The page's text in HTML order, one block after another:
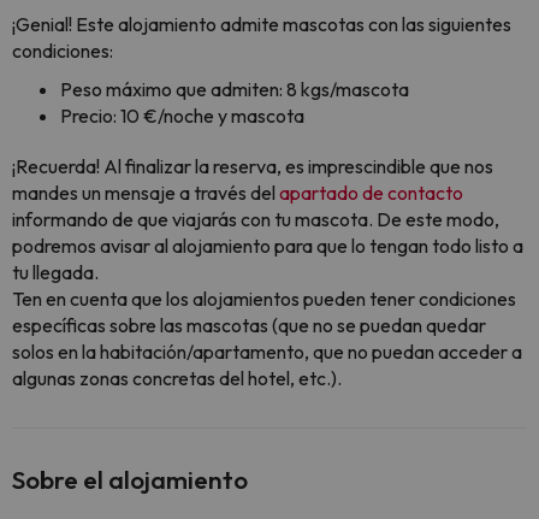
¡Genial! Este alojamiento admite mascotas con las siguientes
condiciones:
Peso máximo que admiten: 8 kgs/mascota
Precio: 10 €/noche y mascota
¡Recuerda! Al finalizar la reserva, es imprescindible que nos
mandes un mensaje a través del apartado de contacto
informando de que viajarás con tu mascota. De este modo,
podremos avisar al alojamiento para que lo tengan todo listo a
tu llegada.
Ten en cuenta que los alojamientos pueden tener condiciones
específicas sobre las mascotas (que no se puedan quedar
solos en la habitación/apartamento, que no puedan acceder a
algunas zonas concretas del hotel, etc.).
Sobre el alojamiento